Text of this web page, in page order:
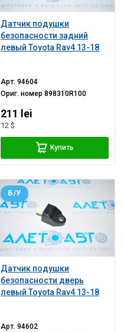
Датчик подушки
безопасности задний
левый Toyota Rav4 13-18
Арт.94604
Ориг. номер898310R100
211 lei
12 $
Купить
Датчик подушки
безопасности дверь
левый Toyota Rav4 13-18
Б/У
Арт.94602